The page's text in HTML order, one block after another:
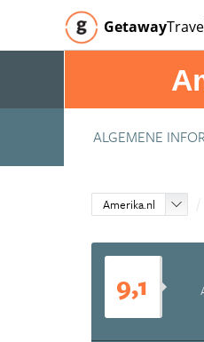
Getaway
ALGEMENE
Amerika.nl
9,1